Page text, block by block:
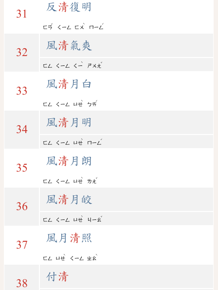
31
反 清復明
ㄈㄢ
ˇ
ㄑㄧㄥ ㄈㄨ
ˋ
ㄇㄧㄥ
ˊ
32
風清氣爽
ㄈㄥ ㄑㄧㄥ ㄑㄧ
ˋ
ㄕㄨㄤ
ˇ
33
風清 月白
ㄈㄥ ㄑㄧㄥ ㄩㄝ
ˋ
ㄅㄞ
ˊ
34
風清 月明
ㄈㄥ ㄑㄧㄥ ㄩㄝ
ˋ
ㄇㄧㄥ
ˊ
35
風清 月朗
ㄈㄥ ㄑㄧㄥ ㄩㄝ
ˋ
ㄌㄤ
ˇ
36
風清 月皎
ㄈㄥ ㄑㄧㄥ ㄩㄝ
ˋ
ㄐㄧㄠ
ˇ
37
風月 清照
ㄈㄥ ㄩㄝ
ˋ
ㄑㄧㄥ ㄓㄠ
ˋ
38
付清